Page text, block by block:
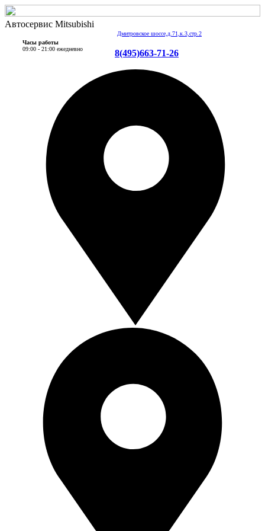
Автосервис Mitsubishi
Дмитровское шоссе,д.71,к.3,стр.2
Часы работы
09:00 - 21:00 ежедневно
8(495)663-71-26